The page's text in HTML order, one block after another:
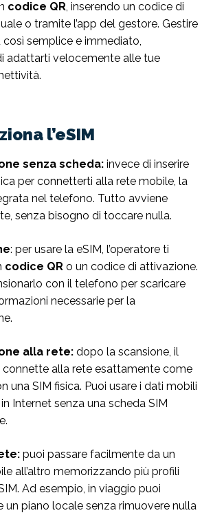
codice QR, inserendo un codice di
o tramite l’app del gestore. Gestire
così semplice e immediato,
adattarti velocemente alle tue
l’eSIM
senza scheda: invece di inserire
per connetterti alla rete mobile, la
nel telefono. Tutto avviene
senza bisogno di toccare nulla.
: per usare la eSIM, l’operatore ti
codice QR o un codice di attivazione.
con il telefono per scaricare
necessarie per la
alla rete: dopo la scansione, il
alla rete esattamente come
una SIM fisica. Puoi usare i dati mobili
Internet senza una scheda SIM
puoi passare facilmente da un
all’altro memorizzando più profili
Ad esempio, in viaggio puoi
un piano locale senza rimuovere nulla